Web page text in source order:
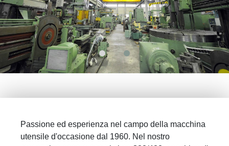
Passione ed esperienza nel campo della macchina
utensile d'occasione dal 1960. Nel nostro